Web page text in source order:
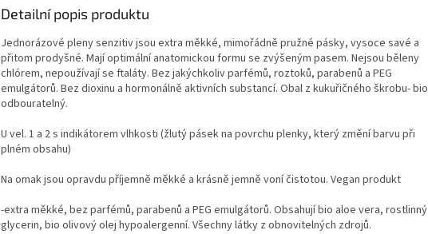
Detailní popis produktu
Jednorázové pleny senzitiv jsou extra měkké, mimořádně pružné pásky, vysoce savé a
přitom prodyšné. Mají optimální anatomickou formu se zvýšeným pasem. Nejsou běleny
chlórem, nepoužívají se ftaláty. Bez jakýchkoliv parfémů, roztoků, parabenů a PEG
emulgátorů. Bez dioxinu a hormonálně aktivních substancí. Obal z kukuřičného škrobu- bio
odbouratelný.
U vel. 1 a 2 s indikátorem vlhkosti (žlutý pásek na povrchu plenky, který změní barvu při
plném obsahu)
Na omak jsou opravdu příjemně měkké a krásně jemně voní čistotou. Vegan produkt
-extra měkké, bez parfémů, parabenů a PEG emulgátorů. Obsahují bio aloe vera, rostlinný
glycerin, bio olivový olej hypoalergenní. Všechny látky z obnovitelných zdrojů.